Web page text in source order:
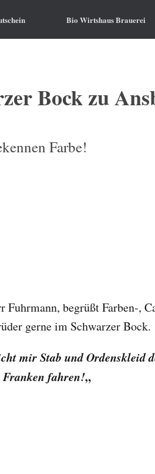
Bio Wirtshaus Brauerei
Bock zu
Farbe!
Fuhrmann, begrüßt Farben-,
gerne im Schwarzer Bock.
mir Stab und Ordenskleid
Franken fahren!„